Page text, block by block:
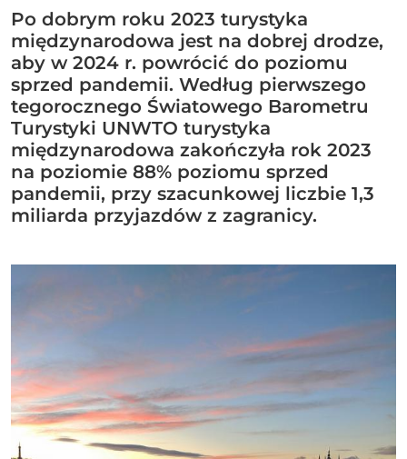
Po dobrym roku 2023 turystyka
międzynarodowa jest na dobrej drodze,
aby w 2024 r. powrócić do poziomu
sprzed pandemii. Według pierwszego
tegorocznego Światowego Barometru
Turystyki UNWTO turystyka
międzynarodowa zakończyła rok 2023
na poziomie 88% poziomu sprzed
pandemii, przy szacunkowej liczbie 1,3
miliarda przyjazdów z zagranicy.